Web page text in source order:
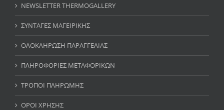
NEWSLETTER THERMOGALLERY
ΣΥΝΤΑΓΕΣ ΜΑΓΕΙΡΙΚΗΣ
ΟΛΟΚΛΗΡΩΣΗ ΠΑΡΑΓΓΕΛΙΑΣ
ΠΛΗΡΟΦΟΡΙΕΣ ΜΕΤΑΦΟΡΙΚΩΝ
ΤΡΟΠΟΙ ΠΛΗΡΩΜΗΣ
ΟΡΟΙ ΧΡΗΣΗΣ